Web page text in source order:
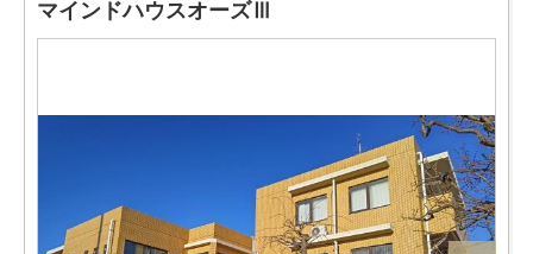
マインドハウスオーズⅢ